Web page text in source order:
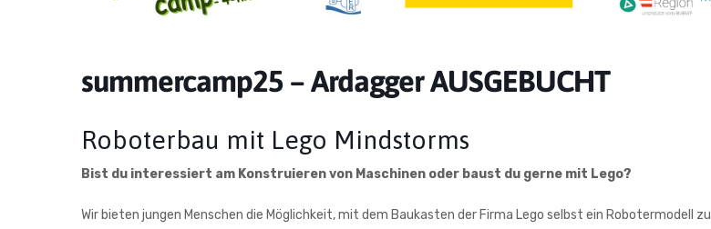
summercamp25 – Ardagger AUSGEBUCHT
Roboterbau mit Lego Mindstorms
Bist du interessiert am Konstruieren von Maschinen oder baust du gerne mit Lego?
Wir bieten jungen Menschen die Möglichkeit, mit dem Baukasten der Firma Lego selbst ein Robotermodell zu